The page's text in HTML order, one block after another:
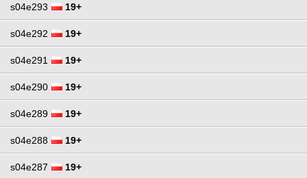
s04e293 19+
s04e292 19+
s04e291 19+
s04e290 19+
s04e289 19+
s04e288 19+
s04e287 19+